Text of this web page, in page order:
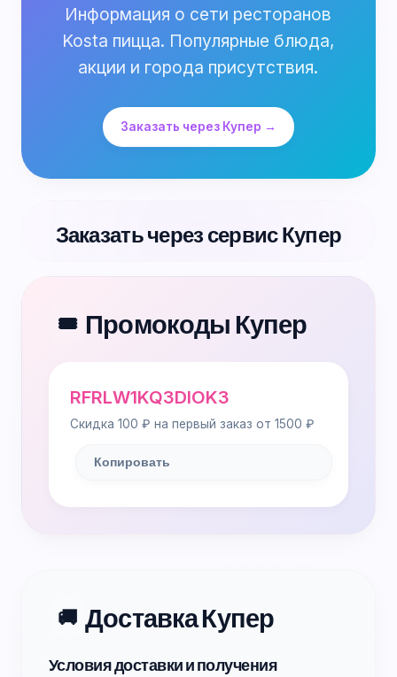
Информация о сети ресторанов
Kosta пицца. Популярные блюда,
акции и города присутствия.
Заказать через Купер →
Заказать через сервис Купер
🎟️ Промокоды Купер
RFRLW1KQ3DIOK3
Скидка 100 ₽ на первый заказ от 1500 ₽
Копировать
🚚 Доставка Купер
Условия доставки и получения